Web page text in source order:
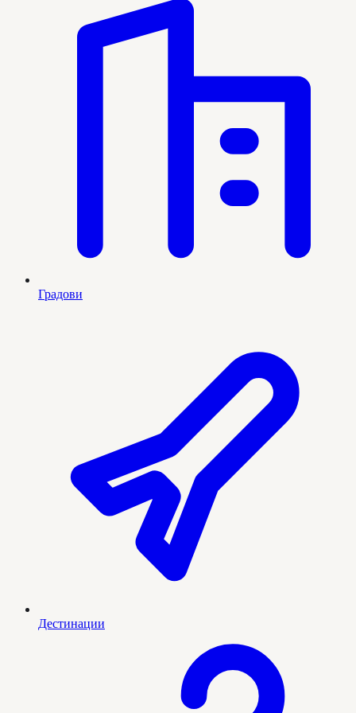
Градови
Дестинации